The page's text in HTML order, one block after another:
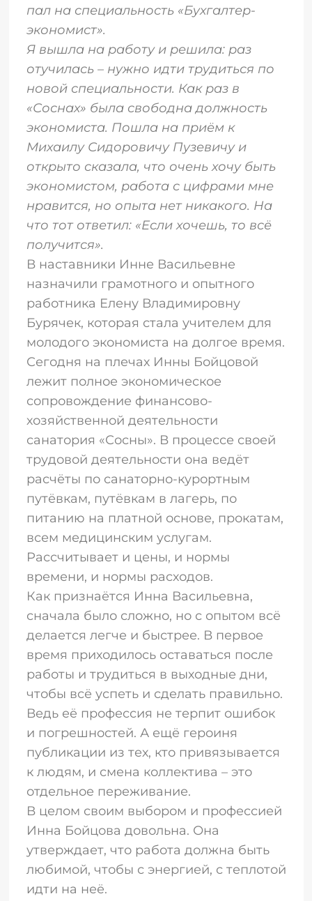
пал на специальность «Бухгалтер-
экономист».
Я вышла на работу и решила: раз
отучилась – нужно идти трудиться по
новой специальности. Как раз в
«Соснах» была свободна должность
экономиста. Пошла на приём к
Михаилу Сидоровичу Пузевичу и
открыто сказала, что очень хочу быть
экономистом, работа с цифрами мне
нравится, но опыта нет никакого. На
что тот ответил: «Если хочешь, то всё
получится».
В наставники Инне Васильевне
назначили грамотного и опытного
работника Елену Владимировну
Бурячек, которая стала учителем для
молодого экономиста на долгое время.
Сегодня на плечах Инны Бойцовой
лежит полное экономическое
сопровождение финансово-
хозяйственной деятельности
санатория «Сосны». В процессе своей
трудовой деятельности она ведёт
расчёты по санаторно-курортным
путёвкам, путёвкам в лагерь, по
питанию на платной основе, прокатам,
всем медицинским услугам.
Рассчитывает и цены, и нормы
времени, и нормы расходов.
Как признаётся Инна Васильевна,
сначала было сложно, но с опытом всё
делается легче и быстрее. В первое
время приходилось оставаться после
работы и трудиться в выходные дни,
чтобы всё успеть и сделать правильно.
Ведь её профессия не терпит ошибок
и погрешностей. А ещё героиня
публикации из тех, кто привязывается
к людям, и смена коллектива – это
отдельное переживание.
В целом своим выбором и профессией
Инна Бойцова довольна. Она
утверждает, что работа должна быть
любимой, чтобы с энергией, с теплотой
идти на неё.